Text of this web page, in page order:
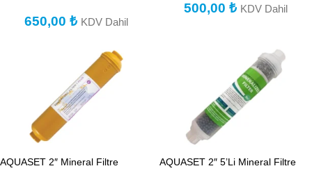
650,00 ₺ KDV Dahil
500,00 ₺ KDV Dahil
AQUASET 2″ Mineral Filtre AQUASET 2″ 5’Li Mineral Filtre